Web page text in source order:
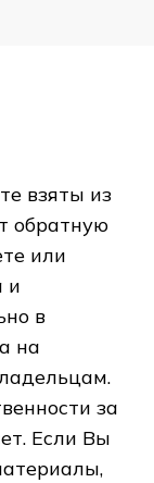
взяты из
обратную
или
и
в
на
за
Если Вы